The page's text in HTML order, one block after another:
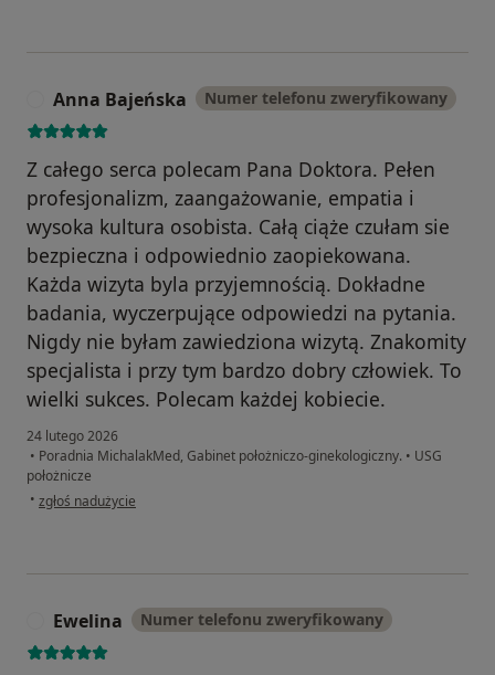
Anna Bajeńska Numer telefonu zweryfikowany
Z całego serca polecam Pana Doktora. Pełen
profesjonalizm, zaangażowanie, empatia i
wysoka kultura osobista. Całą ciąże czułam sie
bezpieczna i odpowiednio zaopiekowana.
Każda wizyta byla przyjemnością. Dokładne
badania, wyczerpujące odpowiedzi na pytania.
Nigdy nie byłam zawiedziona wizytą. Znakomity
specjalista i przy tym bardzo dobry człowiek. To
wielki sukces. Polecam każdej kobiecie.
24 lutego 2026
• Poradnia MichalakMed, Gabinet położniczo-ginekologiczny. • USG
położnicze
• w opinii użytkownika Anna Bajeńska
zgłoś nadużycie
Ewelina Numer telefonu zweryfikowany